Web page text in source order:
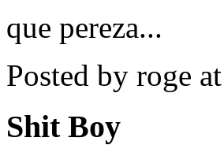
que pereza...
Posted by roge at
Shit Boy